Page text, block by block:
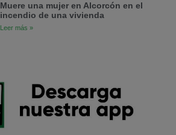
Muere una mujer en Alcorcón en el
incendio de una vivienda
Leer más »